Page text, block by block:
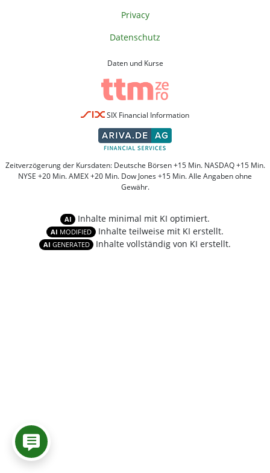
Privacy
Datenschutz
Daten und Kurse
SIX Financial Information
Zeitverzögerung der Kursdaten: Deutsche Börsen +15 Min. NASDAQ +15 Min.
NYSE +20 Min. AMEX +20 Min. Dow Jones +15 Min. Alle Angaben ohne
Gewähr.
AI Inhalte minimal mit KI optimiert.
AI MODIFIED Inhalte teilweise mit KI erstellt.
AI GENERATED Inhalte vollständig von KI erstellt.